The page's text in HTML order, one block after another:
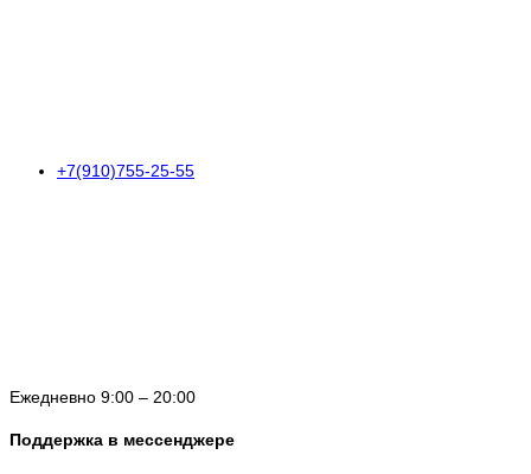
+7(910)755-25-55
Ежедневно 9:00 – 20:00
Поддержка в мессенджере